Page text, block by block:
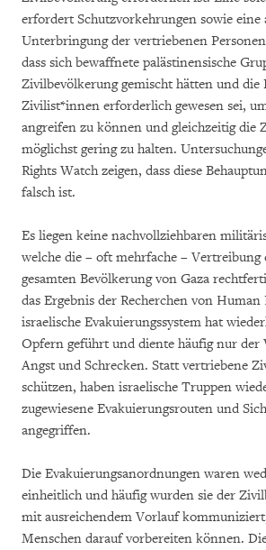
erfordert Schutzvorkehrungen sowie eine
Unterbringung der vertriebenen
dass sich bewaffnete palästinensische
Zivilbevölkerung gemischt hätten und die
Zivilist*innen erforderlich gewesen sei,
angreifen zu können und gleichzeitig die
möglichst gering zu halten.
Rights Watch zeigen, dass diese
falsch ist.
Es liegen keine nachvollziehbaren
welche die – oft mehrfache – Vertreibung
gesamten Bevölkerung von Gaza
das Ergebnis der Recherchen von Human
israelische Evakuierungssystem hat
Opfern geführt und diente häufig nur der
Angst und Schrecken. Statt vertriebene
schützen, haben israelische Truppen
zugewiesene Evakuierungsrouten und
angegriffen.
Die Evakuierungsanordnungen waren
einheitlich und häufig wurden sie der
mit ausreichendem Vorlauf
Menschen darauf vorbereiten können.